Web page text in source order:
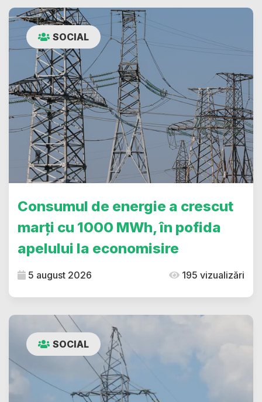
SOCIAL
Consumul de energie a crescut
marți cu 1000 MWh, în pofida
apelului la economisire
5 august 2026 195 vizualizări
SOCIAL